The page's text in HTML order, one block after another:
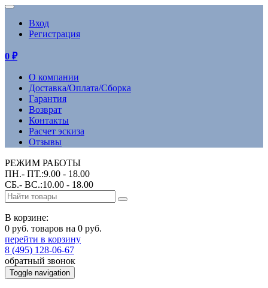
Вход
Регистрация
0 ₽
О компании
Доставка/Оплата/Сборка
Гарантия
Возврат
Контакты
Расчет эскиза
Отзывы
РЕЖИМ РАБОТЫ
ПН.- ПТ.:9.00 - 18.00
СБ.- ВС.:10.00 - 18.00
В корзине:
0 руб. товаров на 0 руб.
перейти в корзину
8 (495) 128-06-67
обратный звонок
Toggle navigation